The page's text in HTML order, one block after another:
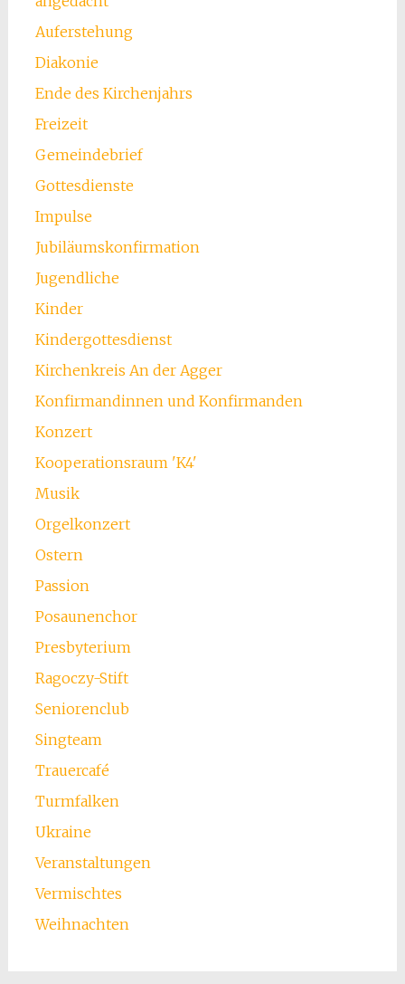
Auferstehung
Diakonie
Ende des Kirchenjahrs
Freizeit
Gemeindebrief
Gottesdienste
Impulse
Jubiläumskonfirmation
Jugendliche
Kinder
Kindergottesdienst
Kirchenkreis An der Agger
Konfirmandinnen und Konfirmanden
Konzert
Kooperationsraum 'K4'
Musik
Orgelkonzert
Ostern
Passion
Posaunenchor
Presbyterium
Ragoczy-Stift
Seniorenclub
Singteam
Trauercafé
Turmfalken
Ukraine
Veranstaltungen
Vermischtes
Weihnachten